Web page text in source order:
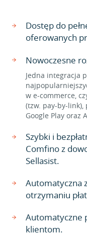
Dostęp do
oferowanych
Nowoczesne
Jedna integracja
w e-commerce,
(tzw. pay-by-link),
Google Play oraz
Szybki i
Comfino z
Sellasist.
Automatyczna
otrzymaniu
Automatyczne
klientom.